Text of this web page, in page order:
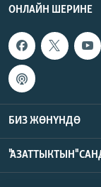
ОНЛАЙН ШЕРИНЕ
БИЗ ЖӨНҮНДӨ
"АЗАТТЫКТЫН"